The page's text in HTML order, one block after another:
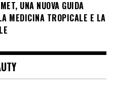
UNA NUOVA GUIDA
MEDICINA TROPICALE E LA